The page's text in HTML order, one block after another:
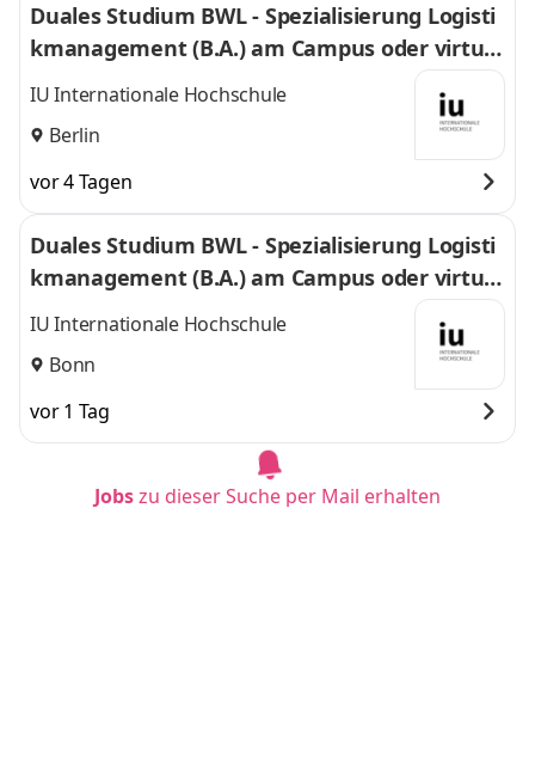
Duales Studium BWL - Spezialisierung Logisti
kmanagement (B.A.) am Campus oder virtuel
l
IU Internationale Hochschule
Berlin
vor 4 Tagen
Duales Studium BWL - Spezialisierung Logisti
kmanagement (B.A.) am Campus oder virtuel
l
IU Internationale Hochschule
Bonn
vor 1 Tag
Jobszu dieser Suche per Mail erhalten